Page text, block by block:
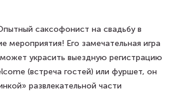
саксофонист на свадьбу в
мероприятия! Его замечательная игра
украсить выездную регистрацию
(встреча гостей) или фуршет, он
развлекательной части